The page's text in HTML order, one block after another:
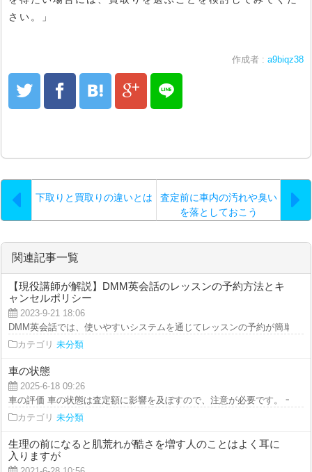
さい。」
作成者 : a9biqz38
下取りと買取りの違いとは
査定前に車内の汚れや臭い
を落としておこう
関連記事一覧
【現役講師が解説】DMM英会話のレッスンの予約方法とキ
ャンセルポリシー
2023-9-21 18:06
DMM英会話では、使いやすいシステムを通じてレッスンの予約が簡単に
カテゴリ 未分類
車の状態
2025-6-18 09:26
車の評価 車の状態は査定額に影響を及ぼすので、注意が必要です。 一般
カテゴリ 未分類
生理の前になると肌荒れが酷さを増す人のことはよく耳に
入りますが